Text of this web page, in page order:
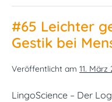
Camperdown
#65 Leichter
Gestik bei
Veröffentlicht am 11. März
LingoScience – Der